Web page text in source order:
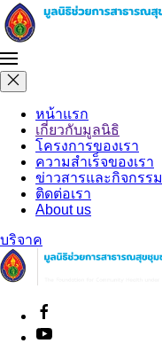
หน้าแรก
เกี่ยวกับมูลนิธิ
โครงการของเรา
ความสำเร็จของเรา
ข่าวสารและกิจกรรม
ติดต่อเรา
About us
บริจาค